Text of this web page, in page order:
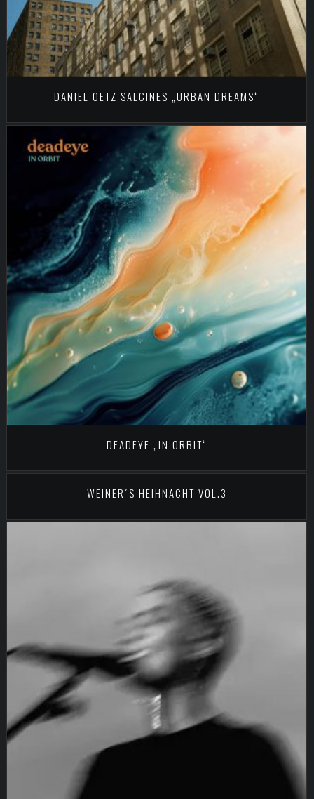
DANIEL OETZ SALCINES „URBAN DREAMS“
DEADEYE „IN ORBIT“
WEINER´S HEIHNACHT VOL.3